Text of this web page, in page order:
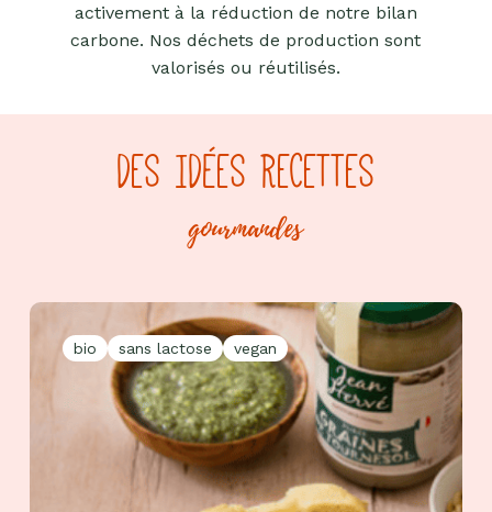
activement à la réduction de notre bilan
carbone. Nos déchets de production sont
valorisés ou réutilisés.
DES IDÉES RECETTES
gourmandes
bio sans lactose vegan